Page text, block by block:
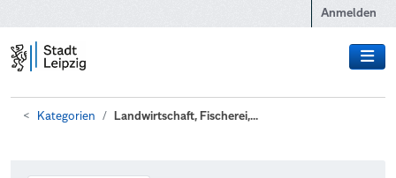
Anmelden
Kategorien Landwirtschaft, Fischerei,...